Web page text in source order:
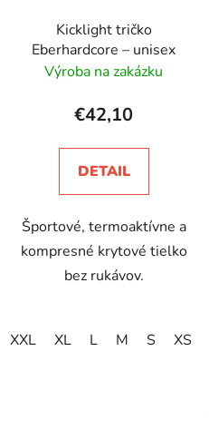
Kicklight tričko
Eberhardcore – unisex
Výroba na zakázku
€42,10
DETAIL
Športové, termoaktívne a
kompresné krytové tielko
bez rukávov.
XXL XL L M S XS